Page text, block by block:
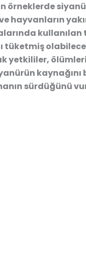
örneklerde
hayvanların
kullanılan
tüketmiş
yetkililer,
kaynağını
sürdüğünü